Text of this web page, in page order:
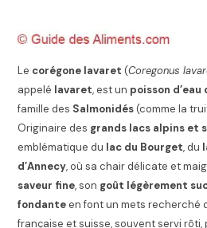
Le corégone lavaret (Coregonus
appelé lavaret, est un poisson d’eau
famille des Salmonidés(comme la
Originaire des grands lacs alpins et
emblématique du lac du Bourget, du
d’Annecy, où sa chair délicate et
saveur fine, son goût légèrement
fondanteen font un mets recherché
française et suisse, souvent servi rôti,